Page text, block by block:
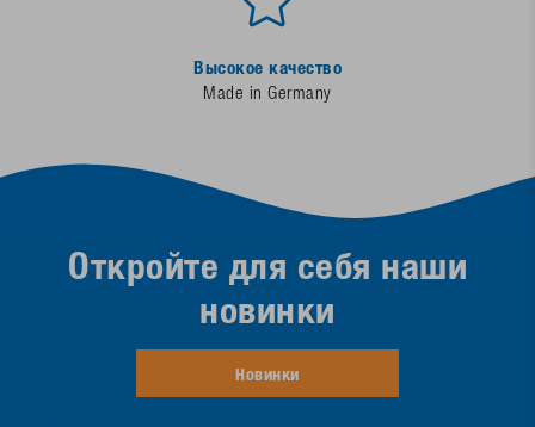
Высокое качество
Made in Germany
Откройте для себя наши
новинки
Новинки